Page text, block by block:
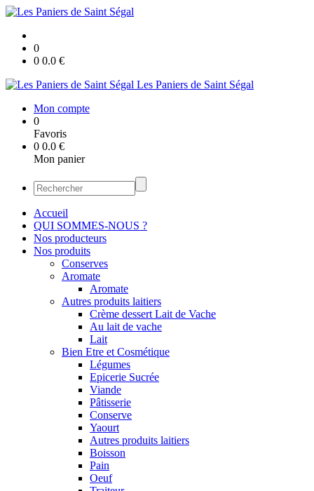
0
0 0.0 €
Les Paniers de Saint Ségal
Mon compte
0
Favoris
0 0.0 €
Mon panier
Accueil
QUI SOMMES-NOUS ?
Nos producteurs
Nos produits
Conserves
Aromate
Aromate
Autres produits laitiers
Crème dessert Lait de Vache
Au lait de vache
Lait
Bien Etre et Cosmétique
Légumes
Epicerie Sucrée
Viande
Pâtisserie
Conserve
Yaourt
Autres produits laitiers
Boisson
Pain
Oeuf